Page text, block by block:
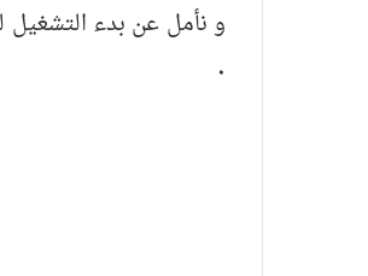
٠